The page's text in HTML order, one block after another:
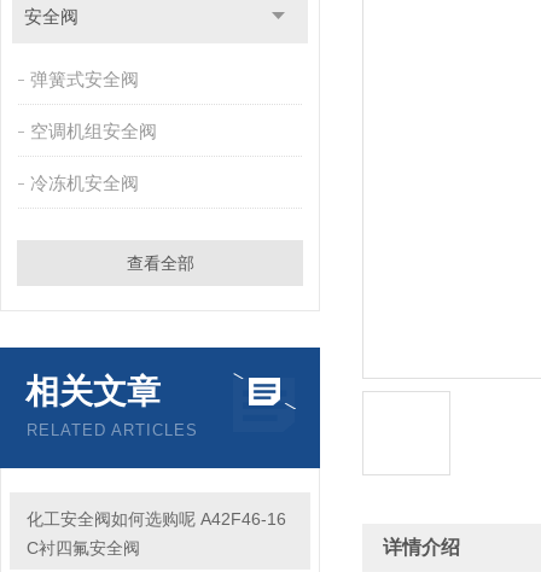
安全阀
弹簧式安全阀
空调机组安全阀
冷冻机安全阀
查看全部
相关文章
RELATED ARTICLES
化工安全阀如何选购呢 A42F46-16
C衬四氟安全阀
详情介绍